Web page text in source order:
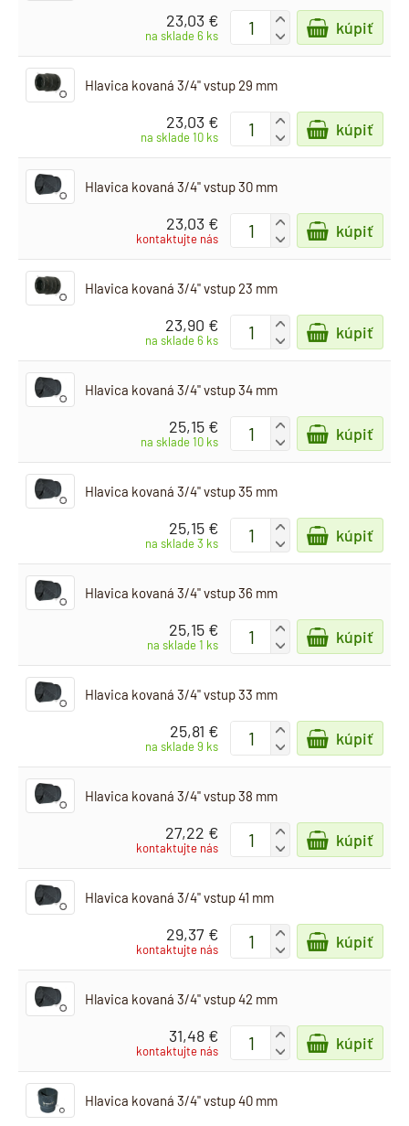
23,03 €
na sklade 6 ks
+
-
kúpiť
Hlavica kovaná 3/4" vstup 29 mm
23,03 €
na sklade 10 ks
+
-
kúpiť
Hlavica kovaná 3/4" vstup 30 mm
23,03 €
kontaktujte nás
+
-
kúpiť
Hlavica kovaná 3/4" vstup 23 mm
23,90 €
na sklade 6 ks
+
-
kúpiť
Hlavica kovaná 3/4" vstup 34 mm
25,15 €
na sklade 10 ks
+
-
kúpiť
Hlavica kovaná 3/4" vstup 35 mm
25,15 €
na sklade 3 ks
+
-
kúpiť
Hlavica kovaná 3/4" vstup 36 mm
25,15 €
na sklade 1 ks
+
-
kúpiť
Hlavica kovaná 3/4" vstup 33 mm
25,81 €
na sklade 9 ks
+
-
kúpiť
Hlavica kovaná 3/4" vstup 38 mm
27,22 €
kontaktujte nás
+
-
kúpiť
Hlavica kovaná 3/4" vstup 41 mm
29,37 €
kontaktujte nás
+
-
kúpiť
Hlavica kovaná 3/4" vstup 42 mm
31,48 €
kontaktujte nás
+
-
kúpiť
Hlavica kovaná 3/4" vstup 40 mm